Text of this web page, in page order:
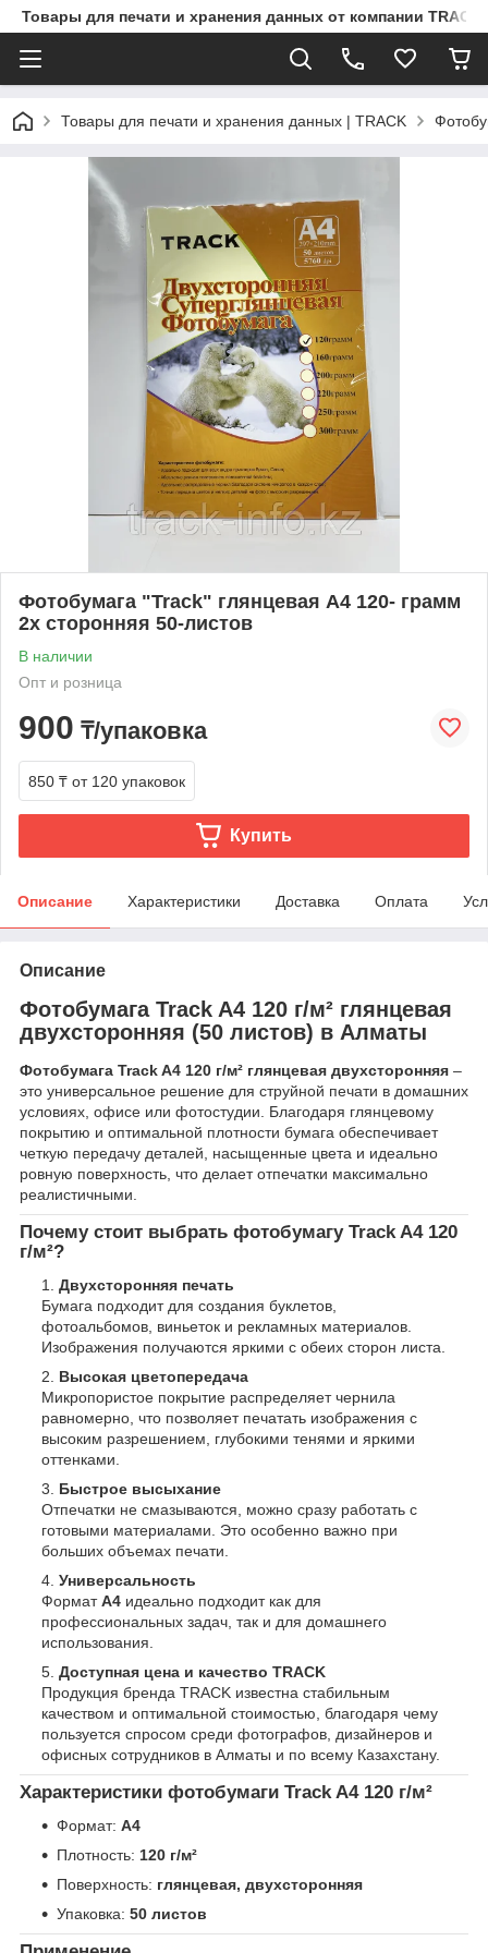
Товары для печати и хранения данных от компании TRACK
Товары для печати и хранения данных | TRACK
Фотобумага "Track" глянцевая A4 120- грамм
2х сторонняя 50-листов
В наличии
Опт и розница
900 ₸/упаковка
850 ₸ от 120 упаковок
Купить
Описание Характеристики Доставка Оплата
Описание
Фотобумага Track A4 120 г/м² глянцевая
двухсторонняя (50 листов) в Алматы
Фотобумага Track A4 120 г/м² глянцевая двухсторонняя –
это универсальное решение для струйной печати в домашних
условиях, офисе или фотостудии. Благодаря глянцевому
покрытию и оптимальной плотности бумага обеспечивает
четкую передачу деталей, насыщенные цвета и идеально
ровную поверхность, что делает отпечатки максимально
реалистичными.
Почему стоит выбрать фотобумагу Track A4 120
г/м²?
Двухсторонняя печать
Бумага подходит для создания буклетов,
фотоальбомов, виньеток и рекламных материалов.
Изображения получаются яркими с обеих сторон листа.
Высокая цветопередача
Микропористое покрытие распределяет чернила
равномерно, что позволяет печатать изображения с
высоким разрешением, глубокими тенями и яркими
оттенками.
Быстрое высыхание
Отпечатки не смазываются, можно сразу работать с
готовыми материалами. Это особенно важно при
больших объемах печати.
Универсальность
ФорматA4 идеально подходит как для
профессиональных задач, так и для домашнего
использования.
Доступная цена и качество TRACK
Продукция бренда TRACK известна стабильным
качеством и оптимальной стоимостью, благодаря чему
пользуется спросом среди фотографов, дизайнеров и
офисных сотрудников в Алматы и по всему Казахстану.
Характеристики фотобумаги Track A4 120 г/м²
Формат: A4
Плотность: 120 г/м²
Поверхность: глянцевая, двухсторонняя
Упаковка: 50 листов